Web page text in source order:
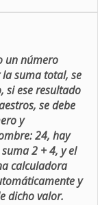
un número
suma total, se
si ese resultado
se debe
y
24, hay
2 + 4, y el
calculadora
y
dicho valor.